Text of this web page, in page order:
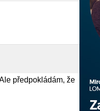
předpokládám, že